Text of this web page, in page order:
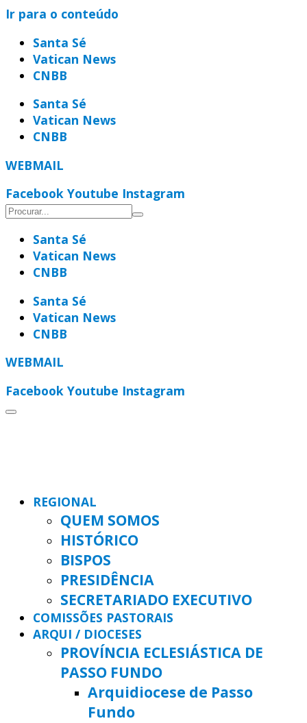
Ir para o conteúdo
Santa Sé
Vatican News
CNBB
Santa Sé
Vatican News
CNBB
WEBMAIL
Facebook Youtube Instagram
Santa Sé
Vatican News
CNBB
Santa Sé
Vatican News
CNBB
WEBMAIL
Facebook Youtube Instagram
REGIONAL
QUEM SOMOS
HISTÓRICO
BISPOS
PRESIDÊNCIA
SECRETARIADO EXECUTIVO
COMISSÕES PASTORAIS
ARQUI / DIOCESES
PROVÍNCIA ECLESIÁSTICA DE
PASSO FUNDO
Arquidiocese de Passo
Fundo